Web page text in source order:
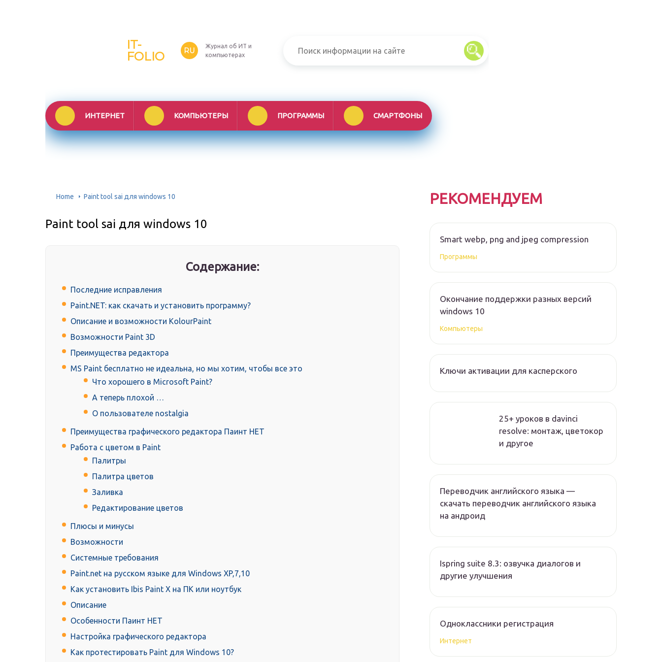
IT-
FOLIO
RU
Журнал об ИТ и
компьютерах
ИНТЕРНЕТ КОМПЬЮТЕРЫ ПРОГРАММЫ СМАРТФОНЫ
Home Paint tool sai для windows 10
Paint tool sai для windows 10
Содержание:
Последние исправления
Paint.NET: как скачать и установить программу?
Описание и возможности KolourPaint
Возможности Paint 3D
Преимущества редактора
MS Paint бесплатно не идеальна, но мы хотим, чтобы все это
Что хорошего в Microsoft Paint?
А теперь плохой …
О пользователе nostalgia
Преимущества графического редактора Паинт НЕТ
Работа с цветом в Paint
Палитры
Палитра цветов
Заливка
Редактирование цветов
Плюсы и минусы
Возможности
Системные требования
Paint.net на русском языке для Windows XP,7,10
Как установить Ibis Paint X на ПК или ноутбук
Описание
Особенности Паинт НЕТ
Настройка графического редактора
Как протестировать Paint для Windows 10?
РЕКОМЕНДУЕМ
Smart webp, png and jpeg compression
Программы
Окончание поддержки разных версий
windows 10
Компьютеры
Ключи активации для касперского
25+ уроков в davinci
resolve: монтаж, цветокор
и другое
Переводчик английского языка —
скачать переводчик английского языка
на андроид
Ispring suite 8.3: озвучка диалогов и
другие улучшения
Одноклассники регистрация
Интернет